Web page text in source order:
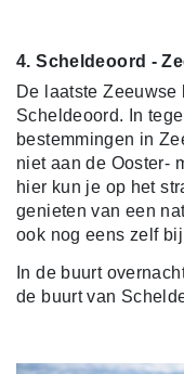
4. Scheldeoord -
De laatste
Scheldeoord. In
bestemmingen in
niet aan de Ooster-
hier kun je op het
genieten van een
ook nog eens zelf
In de buurt
de buurt van